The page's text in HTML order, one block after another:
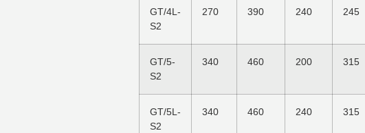
GT/4L-
S2
270 390 240 245
GT/5-
S2
340 460 200 315
GT/5L-
S2
340 460 240 315